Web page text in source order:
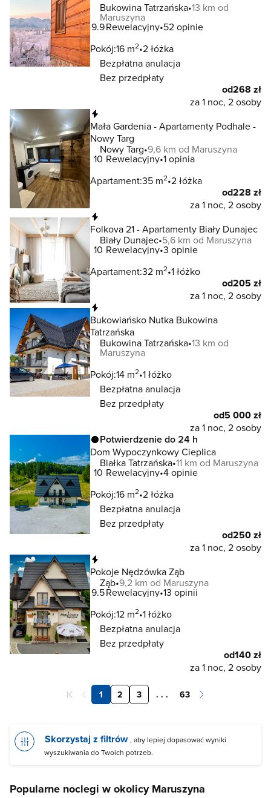
Bukowina Tatrzańska 13 km od
Maruszyna
9.9Rewelacyjny 52 opinie
Pokój:16 m2 2 łóżka
Bezpłatna anulacja
Bez przedpłaty
od268 zł
za 1 noc, 2 osoby
Mała Gardenia - Apartamenty Podhale -
Nowy Targ
Nowy Targ 9,6 km od Maruszyna
10 Rewelacyjny 1 opinia
Apartament:35 m2 2 łóżka
od228 zł
za 1 noc, 2 osoby
Folkova 21 - Apartamenty Biały Dunajec
Biały Dunajec 5,6 km od Maruszyna
10 Rewelacyjny 3 opinie
Apartament:32 m2 1 łóżko
od205 zł
za 1 noc, 2 osoby
Bukowiańsko Nutka Bukowina
Tatrzańska
Bukowina Tatrzańska 13 km od
Maruszyna
Pokój:14 m2 1 łóżko
Bezpłatna anulacja
Bez przedpłaty
od5 000 zł
za 1 noc, 2 osoby
Potwierdzenie do 24 h
Dom Wypoczynkowy Cieplica
Białka Tatrzańska 11 km od Maruszyna
10 Rewelacyjny 4 opinie
Pokój:16 m2 2 łóżka
Bezpłatna anulacja
Bez przedpłaty
od250 zł
za 1 noc, 2 osoby
Pokoje Nędzówka Ząb
Ząb 9,2 km od Maruszyna
9.5Rewelacyjny 13 opinii
Pokój:12 m2 1 łóżko
Bezpłatna anulacja
Bez przedpłaty
od140 zł
za 1 noc, 2 osoby
1 2 3 . . . 63
Skorzystaj z filtrów , aby lepiej dopasować wyniki
wyszukiwania do Twoich potrzeb.
Popularne noclegi w okolicy Maruszyna